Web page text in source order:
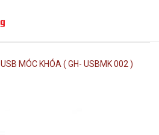
USB MÓC KHÓA ( GH- USBMK 002 )